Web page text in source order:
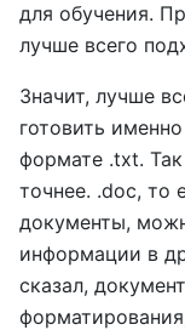
для обучения.
лучше всего
Значит, лучше
готовить
формате .txt.
точнее. .doc, то
документы,
информации в
сказал,